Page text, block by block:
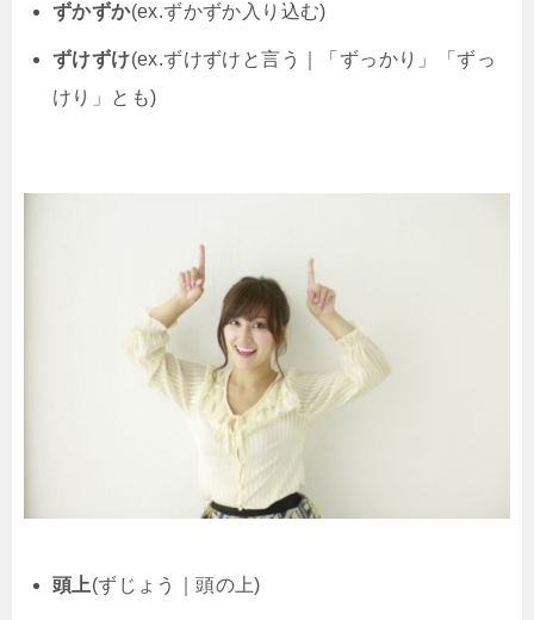
ずかずか(ex.ずかずか入り込む)
ずけずけ(ex.ずけずけと言う｜「ずっかり」「ずっ
けり」とも)
頭上(ずじょう｜頭の上)